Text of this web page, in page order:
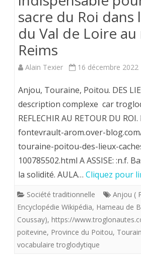
sacre du Roi dans
du Val de Loire
Reims
Alain Texier 16 décembre 2022
Anjou, Touraine, Poitou. DES
description complexe car
REFLECHIR AU RETOUR DU
fontevrault-arom.over-
touraine-poitou-des-lieux-
100785502.html A ASSISE: :n.f.
la solidité. AULA… Cliquez pour
Société traditionnelle Anjou (
Encyclopédie Wikipédia, Hameau de
Coussay), https://
poitevine, Province du Poitou,
vocabulaire troglodytique